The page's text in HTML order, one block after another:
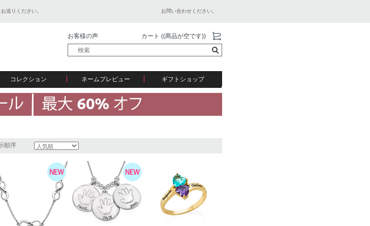
送りください。 お問い合わせください。
お客様の声 カート ((商品が空です))
コレクション
ネームプレビュー
ギフトショップ
順序